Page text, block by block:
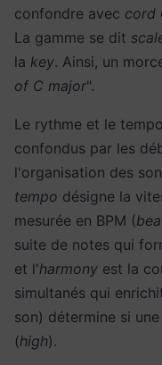
confondre avec cord
La gamme se dit
la key. Ainsi, un
of C major".
Le rythme et le
confondus par les
l'organisation des
tempo désigne la
mesurée en BPM (
suite de notes qui
et l'harmony est la
simultanés qui
son) détermine si
(high).